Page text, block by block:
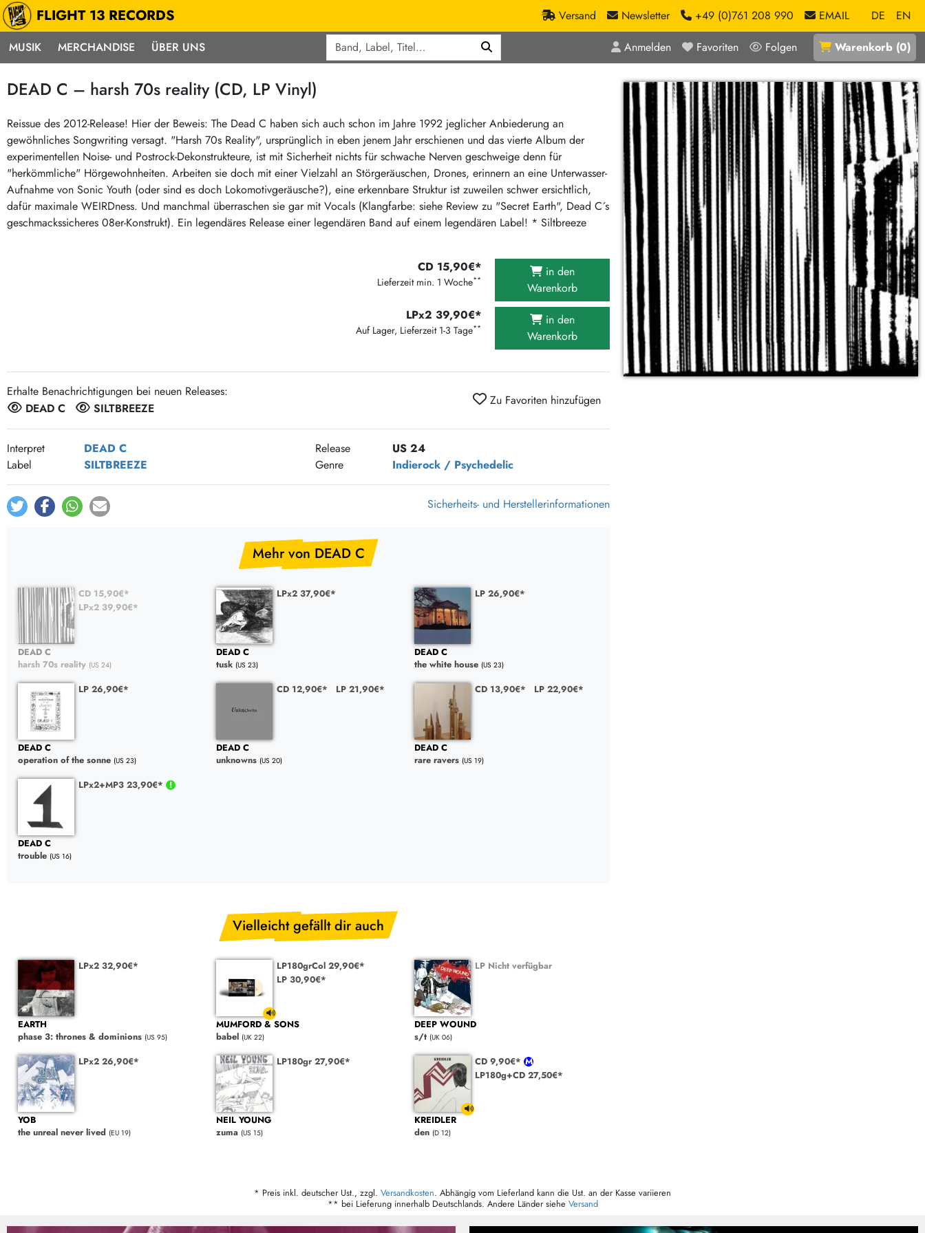
FLIGHT 13 RECORDS Versand Newsletter +49 (0)761 208 990 EMAIL DE
EN
MUSIK
Musik
Alle Neuheiten
Pre-Order
Highlights
Exklusiv & Limitiert
Neu auf Lager
Sonderangebote
Midprice
Punk / HC
Hardcore
Emo
Postpunk / New Wave
Punkrock
60s / Garage
Beat / Surf
60s / Garage / R´n´R
Electronic
Neoklassik
Abstract / Ambient
Electronic Goods
Reggae/Ska
Soul / Exotica / Jazz
Ska
Hiphop
Crazysane Günstiger
Fuzzorama günstiger
Tapete Records günstiger
Sunny Sunny Bastards Summer 26
Warner Rockerwochen
Universal Vinyl Günstig
BMG Aktion
375 Aktion Vinyl Q3 2026
Clouds Hill & Broken Silence-Sommer-Aktion
Epitaph Vinyl Günstiger
Unter Schafen-Vinyl günstig
MERCHANDISE ÜBER UNS Anmelden Favoriten Folgen Warenkorb (0)
DEAD C – harsh 70s reality (CD, LP Vinyl)
Reissue des 2012-Release! Hier der Beweis: The Dead C haben sich auch schon im Jahre 1992 jeglicher Anbiederung an
gewöhnliches Songwriting versagt. "Harsh 70s Reality", ursprünglich in eben jenem Jahr erschienen und das vierte Album der
experimentellen Noise- und Postrock-Dekonstrukteure, ist mit Sicherheit nichts für schwache Nerven geschweige denn für
"herkömmliche" Hörgewohnheiten. Arbeiten sie doch mit einer Vielzahl an Störgeräuschen, Drones, erinnern an eine Unterwasser-
Aufnahme von Sonic Youth (oder sind es doch Lokomotivgeräusche?), eine erkennbare Struktur ist zuweilen schwer ersichtlich,
dafür maximale WEIRDness. Und manchmal überraschen sie gar mit Vocals (Klangfarbe: siehe Review zu "Secret Earth", Dead C´s
geschmackssicheres 08er-Konstrukt). Ein legendäres Release einer legendären Band auf einem legendären Label! * Siltbreeze
CD 15,90€*
Lieferzeit min. 1 Woche**
in den
Warenkorb
LPx2 39,90€*
Auf Lager, Lieferzeit 1-3 Tage**
in den
Warenkorb
Erhalte Benachrichtigungen bei neuen Releases:
DEAD C
SILTBREEZE
Zu Favoriten hinzufügen
Interpret DEAD C Release
US 24
Label
SILTBREEZE Genre Indierock / Psychedelic
Sicherheits- und Herstellerinformationen
Mehr von DEAD C
CD 15,90€*
LPx2 39,90€*
DEAD C
harsh 70s reality (US 24)
LPx2 37,90€*
DEAD C
tusk (US 23)
LP 26,90€*
DEAD C
the white house (US 23)
LP 26,90€*
DEAD C
operation of the sonne (US 23)
CD 12,90€* LP 21,90€*
DEAD C
unknowns (US 20)
CD 13,90€* LP 22,90€*
DEAD C
rare ravers (US 19)
LPx2+MP3 23,90€*
DEAD C
trouble (US 16)
Vielleicht gefällt dir auch
LPx2 32,90€*
EARTH
phase 3: thrones & dominions (US 95)
LP180grCol 29,90€*
LP 30,90€*
MUMFORD & SONS
babel (UK 22)
LP Nicht verfügbar
DEEP WOUND
s/t (UK 06)
LPx2 26,90€*
YOB
the unreal never lived (EU 19)
LP180gr 27,90€*
NEIL YOUNG
zuma (US 15)
CD 9,90€*
LP180g+CD 27,50€*
KREIDLER
den (D 12)
* Preis inkl. deutscher Ust., zzgl. Versandkosten. Abhängig vom Lieferland kann die Ust. an der Kasse variieren
** bei Lieferung innerhalb Deutschlands. Andere Länder siehe Versand